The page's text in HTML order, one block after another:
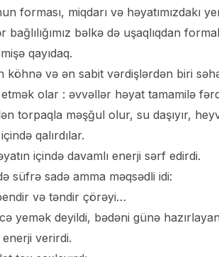
forması, miqdarı və həyatımızdakı
bağlılığımız bəlkə də uşaqlıqdan
qayıdaq.
köhnə və ən sabit vərdişlərdən biri
olar : əvvəllər həyat tamamilə
torpaqla məşğul olur, su daşıyır,
qalırdılar.
içində davamlı enerji sərf edirdi.
süfrə sadə amma məqsədli idi:
və təndir çörəyi…
yemək deyildi, bədəni günə
verirdi.